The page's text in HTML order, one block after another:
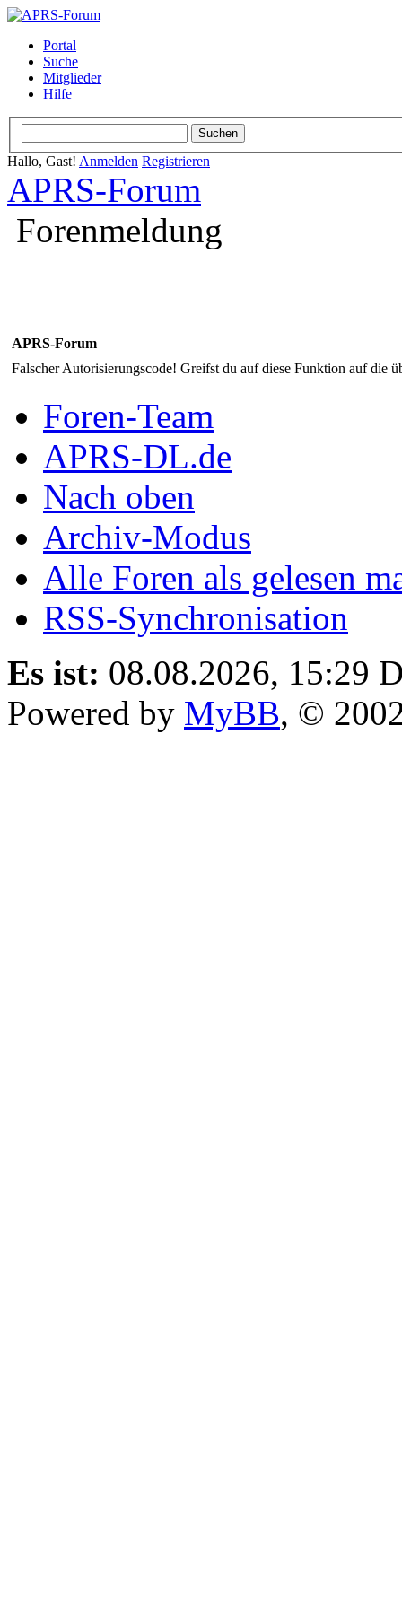
Portal
Suche
Mitglieder
Hilfe
Hallo, Gast! Anmelden Registrieren
APRS-Forum
Forenmeldung
APRS-Forum
Falscher Autorisierungscode! Greifst du auf diese Funktion auf die
Foren-Team
APRS-DL.de
Nach oben
Archiv-Modus
Alle Foren als gelesen
RSS-Synchronisation
Es ist: 08.08.2026, 15:29
Powered by MyBB, ©